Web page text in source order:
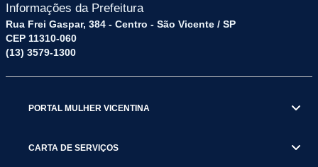
Informações da Prefeitura
Rua Frei Gaspar, 384 - Centro - São Vicente / SP
CEP 11310-060
(13) 3579-1300
PORTAL MULHER VICENTINA
CARTA DE SERVIÇOS